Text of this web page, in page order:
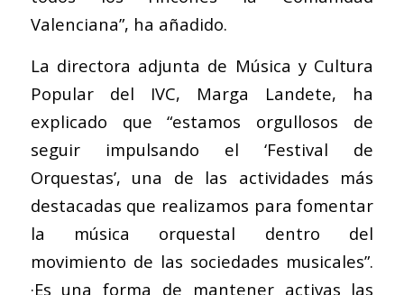
Valenciana”, ha añadido.
La directora adjunta de Música y Cultura
Popular del IVC, Marga Landete, ha
explicado que “estamos orgullosos de
seguir impulsando el ‘Festival de
Orquestas’, una de las actividades más
destacadas que realizamos para fomentar
la música orquestal dentro del
movimiento de las sociedades musicales”.
·Es una forma de mantener activas las